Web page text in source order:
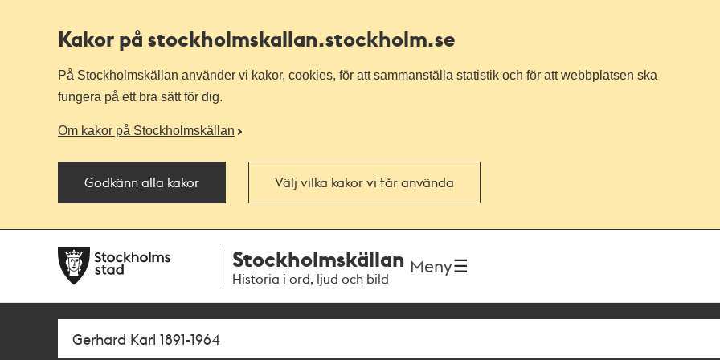
Kakor på stockholmskallan.stockholm.se
På Stockholmskällan använder vi kakor, cookies, för att sammanställa statistik och för att webbplatsen ska
fungera på ett bra sätt för dig.
Om kakor på Stockholmskällan
Godkänn alla kakor Välj vilka kakor vi får använda
navigationen
huvudinnehållet
Stockholmskällan
Historia i ord, ljud och bild
Meny
Sök